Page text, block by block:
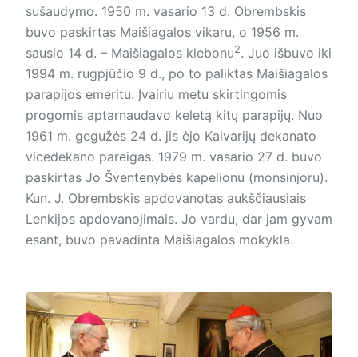
sušaudymo. 1950 m. vasario 13 d. Obrembskis
buvo paskirtas Maišiagalos vikaru, o 1956 m.
sausio 14 d. – Maišiagalos klebonu2. Juo išbuvo iki
1994 m. rugpjūčio 9 d., po to paliktas Maišiagalos
parapijos emeritu. Įvairiu metu skirtingomis
progomis aptarnaudavo keletą kitų parapijų. Nuo
1961 m. gegužės 24 d. jis ėjo Kalvarijų dekanato
vicedekano pareigas. 1979 m. vasario 27 d. buvo
paskirtas Jo Šventenybės kapelionu (monsinjoru).
Kun. J. Obrembskis apdovanotas aukščiausiais
Lenkijos apdovanojimais. Jo vardu, dar jam gyvam
esant, buvo pavadinta Maišiagalos mokykla.